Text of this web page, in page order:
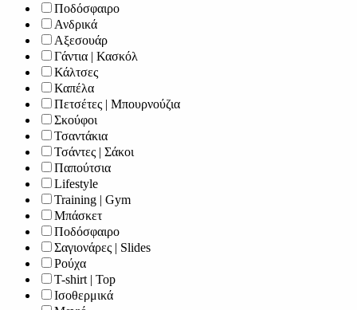
Ποδόσφαιρο
Ανδρικά
Αξεσουάρ
Γάντια | Κασκόλ
Κάλτσες
Καπέλα
Πετσέτες | Μπουρνούζια
Σκούφοι
Τσαντάκια
Τσάντες | Σάκοι
Παπούτσια
Lifestyle
Training | Gym
Μπάσκετ
Ποδόσφαιρο
Σαγιονάρες | Slides
Ρούχα
T-shirt | Top
Ισοθερμικά